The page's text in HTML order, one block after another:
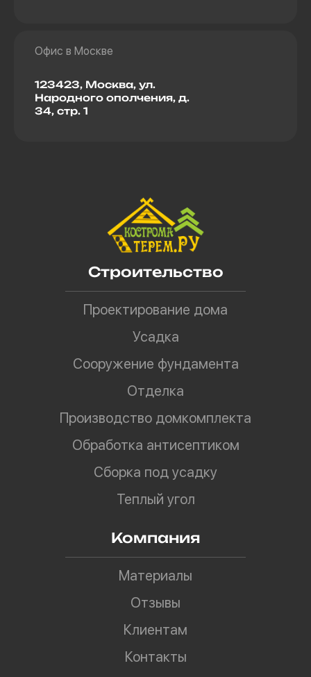
Офис в Москве
123423, Москва, ул.
Народного ополчения, д.
34, стр. 1
Строительство
Проектирование дома
Усадка
Сооружение фундамента
Отделка
Производство домкомплекта
Обработка антисептиком
Сборка под усадку
Теплый угол
Компания
Материалы
Отзывы
Клиентам
Контакты